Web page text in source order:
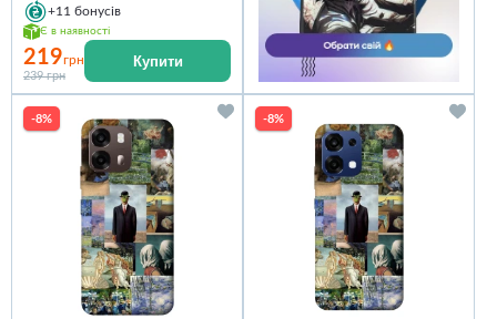
+11 бонусів
Є в наявності
219грн
239 грн
Купити
-8% -8%